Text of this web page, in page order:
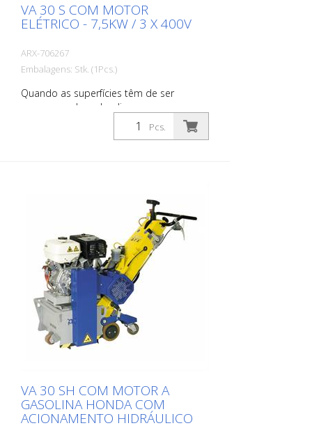
VA 30 S COM MOTOR
ELÉTRICO - 7,5KW / 3 X 400V
ARX-706267
Embalagens: Stk. (1Pcs.)
Quando as superfícies têm de ser
rugosas, ranhuradas, limpas ou
decapadas, o VA 30 S é a máquina certa.
O dispositivo de ajuste de profundidade
permitem um trabalho agradável e
eficiente. Estas características tornam o
VA 30 S uma máquina de preparação de
superfícies para as aplicações mais
difíceis. Para cada aplicação existe um
conjunto adequado de lâminas Peso:
aprox. 140 - 180 kg (300 - 400 lbs)
Voltagem: 3 x 400V / 50Hz Potência: 7,5
kW Largura de trabalho: 300 mm (12'')
Distância da parede: 90 mm (3,5'')
Dimensões: 1.355 x 555 x 1.090 mm (53 x
Pcs.
VA 30 SH COM MOTOR A
GASOLINA HONDA COM
ACIONAMENTO HIDRÁULICO